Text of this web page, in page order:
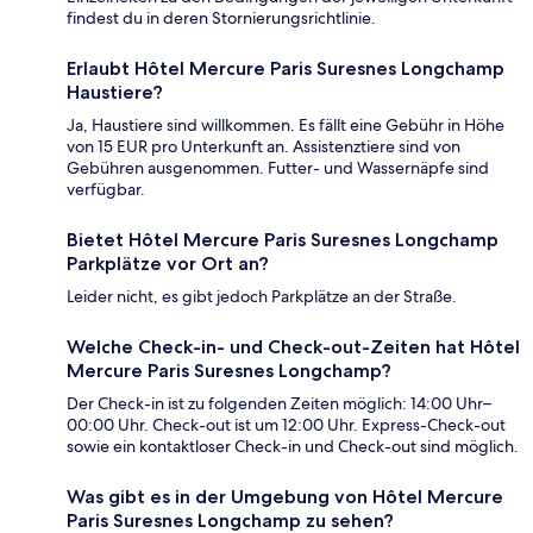
findest du in deren Stornierungsrichtlinie.
Erlaubt Hôtel Mercure Paris Suresnes Longchamp
Haustiere?
Ja, Haustiere sind willkommen. Es fällt eine Gebühr in Höhe
von 15 EUR pro Unterkunft an. Assistenztiere sind von
Gebühren ausgenommen. Futter- und Wassernäpfe sind
verfügbar.
Bietet Hôtel Mercure Paris Suresnes Longchamp
Parkplätze vor Ort an?
Leider nicht, es gibt jedoch Parkplätze an der Straße.
Welche Check-in- und Check-out-Zeiten hat Hôtel
Mercure Paris Suresnes Longchamp?
Der Check-in ist zu folgenden Zeiten möglich: 14:00 Uhr–
00:00 Uhr. Check-out ist um 12:00 Uhr. Express-Check-out
sowie ein kontaktloser Check-in und Check-out sind möglich.
Was gibt es in der Umgebung von Hôtel Mercure
Paris Suresnes Longchamp zu sehen?